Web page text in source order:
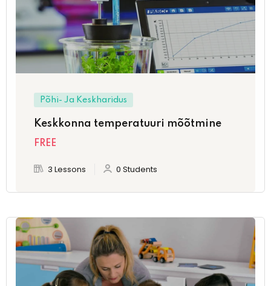
Põhi- Ja Keskharidus
Keskkonna temperatuuri mõõtmine
FREE
3 Lessons 0 Students